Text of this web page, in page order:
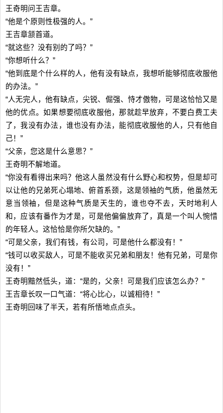
王奇明问王吉章。
“他是个原则性极强的人。”
王吉章颔首道。
“就这些？没有别的了吗？”
“你想听什么？”
“他到底是个什么样的人，他有没有缺点，我想听能够彻底收服他
的办法。”
“人无完人，他有缺点，尖锐、倔强、恃才傲物，可是这恰恰又是
他的优点。如果想要彻底收服他，那就趁早放弃，不要白费工夫
了，我没有办法，谁也没有办法，能彻底收服他的人，只有他自
己！”
“父亲，您这是什么意思？”
王奇明不解地道。
“你没有看得出来吗？他这人虽然没有什么野心和权势，但是却可
以让他的兄弟死心塌地、俯首系颈，这是领袖的气质，他虽然无
意当领袖，但是这种气质是天生的，谁也夺不去，天时地利人
和，应该有番作为才是，可是他偏偏放弃了，真是一个叫人惋惜
的年轻人。这恰恰是你所欠缺的。”
“可是父亲，我们有钱，有公司，可是他什么都没有！”
“钱可以收买敌人，可是不能收买兄弟和朋友！他有兄弟，可是你
没有！”
王奇明黯然低头，道：“是的，父亲！可是我们应该怎么办？”
王吉章长叹一口气道：“将心比心，以诚相待！”
王奇明回味了半天，若有所悟地点点头。